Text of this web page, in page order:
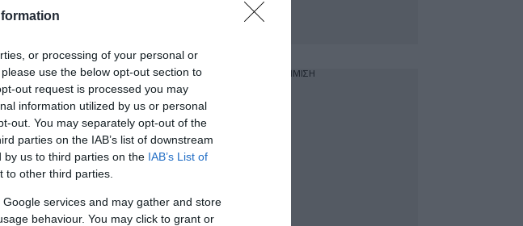
or processing of your personal or
use the below opt-out section to
out request is processed you may
information utilized by us or personal
out. You may separately opt-out of the
parties on the IAB’s list of downstream
by us to third parties on the IAB’s List of
to other third parties.
services and may gather and store
behaviour. You may click to grant or
ΔΙΑΦΗΜΙΣΗ